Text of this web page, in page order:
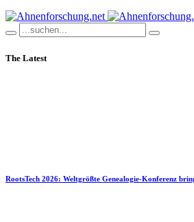
The Latest
RootsTech 2026: Weltgrößte Genealogie-Konferenz